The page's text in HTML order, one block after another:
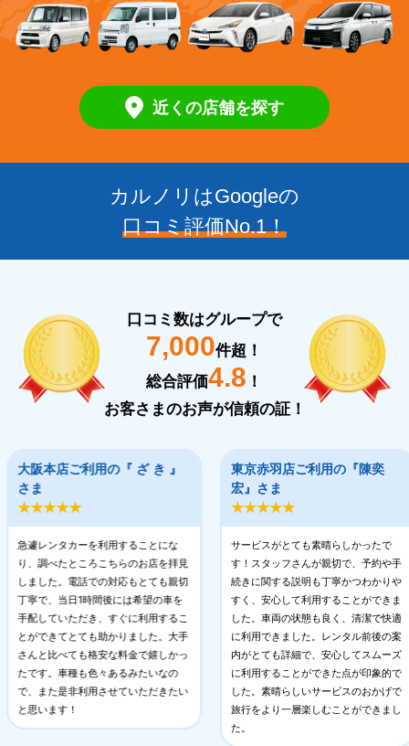
近くの店舗を探す
カルノリはGoogleの
口コミ評価No.1！
口コミ数はグループで
7,000件超！
総合評価4.8 ！
お客さまのお声が信頼の証！
阪本店ご利用の『 ざ き 』
レンタカーを利用することにな
調べたところこちらのお店を拝見
した。電話での対応もとても親切
で、当日1時間後には希望の車を
していただき、すぐに利用するこ
できてとても助かりました。大手
と比べても格安な料金で嬉しかっ
す。車種も色々あるみたいなの
また是非利用させていただきたい
います！
東京赤羽店ご利用の『陳奕
宏』さま
★★★★★
サービスがとても素晴らしかったで
す！スタッフさんが親切で、予約や手
続きに関する説明も丁寧かつわかりや
すく、安心して利用することができま
した。車両の状態も良く、清潔で快適
に利用できました。レンタル前後の案
内がとても詳細で、安心してスムーズ
に利用することができた点が印象的で
した。素晴らしいサービスのおかげで
旅行をより一層楽しむことができまし